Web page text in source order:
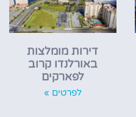
דירות מומלצות
באורלנדו קרוב
לפארקים
לפרטים »